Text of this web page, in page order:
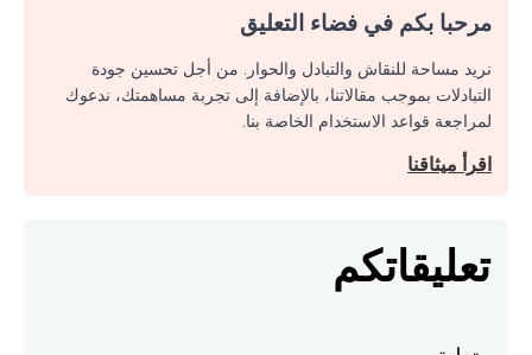
مرحبا بكم في فضاء التعليق
نريد مساحة للنقاش والتبادل والحوار. من أجل تحسين جودة
التبادلات بموجب مقالاتنا، بالإضافة إلى تجربة مساهمتك، ندعوك
لمراجعة قواعد الاستخدام الخاصة بنا.
اقرأ ميثاقنا
تعليقاتكم